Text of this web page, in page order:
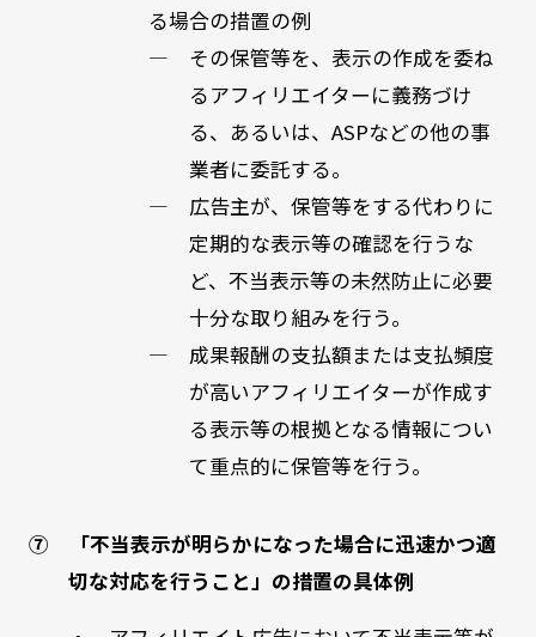
る場合の措置の例
― その保管等を、表示の作成を委ね
るアフィリエイターに義務づけ
る、あるいは、ASPなどの他の事
業者に委託する。
― 広告主が、保管等をする代わりに
定期的な表示等の確認を行うな
ど、不当表示等の未然防止に必要
十分な取り組みを行う。
― 成果報酬の支払額または支払頻度
が高いアフィリエイターが作成す
る表示等の根拠となる情報につい
て重点的に保管等を行う。
⑦ 「不当表示が明らかになった場合に迅速かつ適
切な対応を行うこと」の措置の具体例